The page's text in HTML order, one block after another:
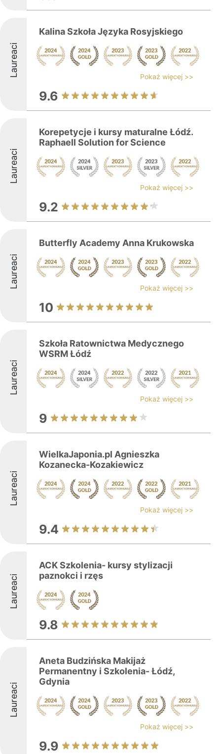
Laureaci
Kalina Szkoła Języka Rosyjskiego
Pokaż więcej >>
9.6
Laureaci
Korepetycje i kursy maturalne Łódź.
Raphaell Solution for Science
Pokaż więcej >>
9.2
Laureaci
Butterfly Academy Anna Krukowska
Pokaż więcej >>
10
Laureaci
Szkoła Ratownictwa Medycznego
WSRM Łódź
Pokaż więcej >>
9
Laureaci
WielkaJaponia.pl Agnieszka
Kozanecka-Kozakiewicz
Pokaż więcej >>
9.4
Laureaci
ACK Szkolenia- kursy stylizacji
paznokci i rzęs
9.8
Laureaci
Aneta Budzińska Makijaż
Permanentny i Szkolenia- Łódź,
Gdynia
Pokaż więcej >>
9.9